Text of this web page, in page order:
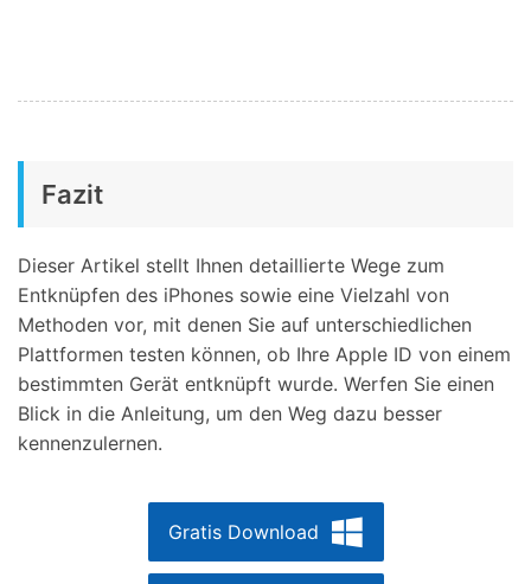
Fazit
Dieser Artikel stellt Ihnen detaillierte Wege zum
Entknüpfen des iPhones sowie eine Vielzahl von
Methoden vor, mit denen Sie auf unterschiedlichen
Plattformen testen können, ob Ihre Apple ID von einem
bestimmten Gerät entknüpft wurde. Werfen Sie einen
Blick in die Anleitung, um den Weg dazu besser
kennenzulernen.
Gratis Download